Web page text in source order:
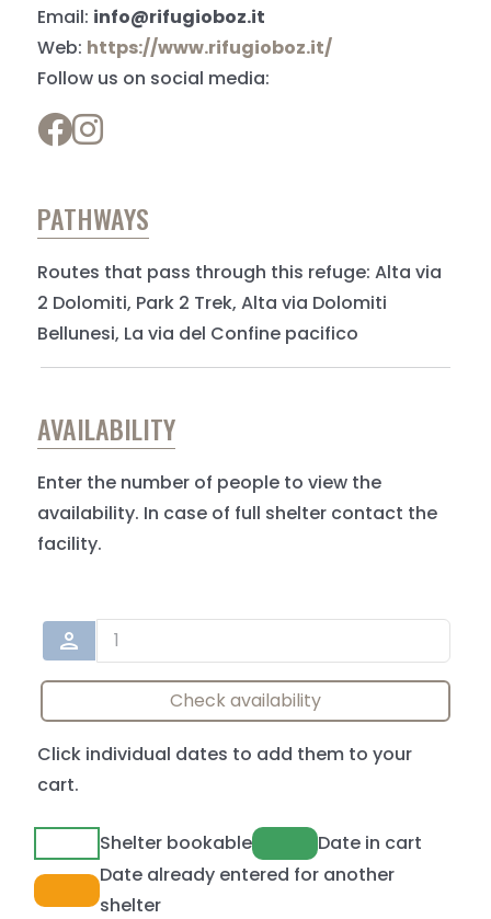
Email: info@rifugioboz.it
Web: https://www.rifugioboz.it/
Follow us on social media:
PATHWAYS
Routes that pass through this refuge: Alta via
2 Dolomiti, Park 2 Trek, Alta via Dolomiti
Bellunesi, La via del Confine pacifico
AVAILABILITY
Enter the number of people to view the
availability. In case of full shelter contact the
facility.
person
Check availability
Click individual dates to add them to your
cart.
Shelter bookable
Date in cart
Date already entered for another
shelter